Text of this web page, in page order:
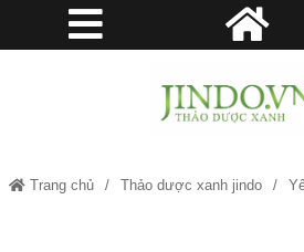
Trang chủ Thảo dược xanh jindo